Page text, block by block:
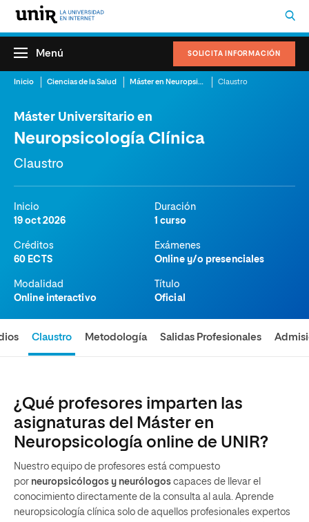
SOLICITA INFORMACIÓN
Menú
Inicio Ciencias de la Salud Máster en Neuropsicología Online Claustro
Máster Universitario en
Neuropsicología Clínica
Claustro
Inicio
19 oct 2026
Duración
1 curso
Créditos
60 ECTS
Exámenes
Online y/o presenciales
Modalidad
Online interactivo
Título
Oficial
Claustro Metodología Salidas Profesionales
¿Qué profesores imparten las
asignaturas del Máster en
Neuropsicología online de UNIR?
Nuestro equipo de profesores está compuesto
por neuropsicólogos y neurólogos capaces de llevar el
conocimiento directamente de la consulta al aula. Aprende
neuropsicología clínica solo de aquellos profesionales expertos